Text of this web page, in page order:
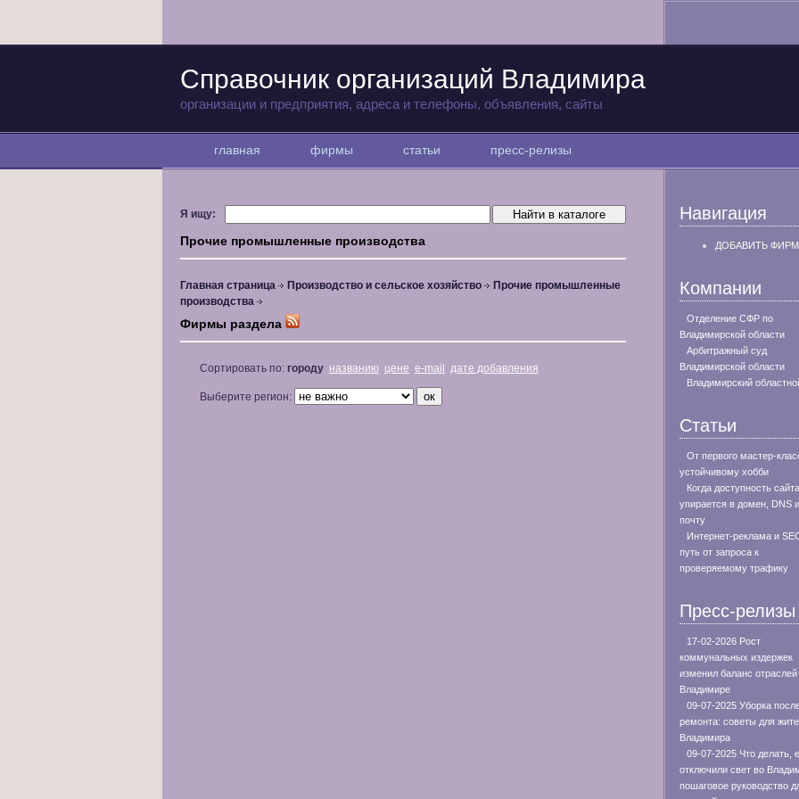
Справочник организаций Владимира
организации и предприятия, адреса и телефоны, объявления, сайты
главная фирмы статьи пресс-релизы
Я ищу:
Прочие промышленные производства
Главная страница Производство и сельское хозяйство
Прочие промышленные
производства
Фирмы раздела
Сортировать по: городу названию цене e-mail дате добавления
Выберите регион:
Навигация
ДОБАВИТЬ
Компании
Отделение СФР по
Владимирской области
Арбитражный суд
Владимирской области
Владимирский
Статьи
От первого мастер-
устойчивому хобби
Когда доступность сайта
упирается в домен, DNS и
почту
Интернет-реклама и
путь от запроса к
проверяемому трафику
Пресс-релизы
17-02-2026 Рост
коммунальных издержек
изменил баланс отраслей
Владимире
09-07-2025 Уборка
ремонта: советы для
Владимира
09-07-2025 Что делать,
отключили свет во
пошаговое руководство